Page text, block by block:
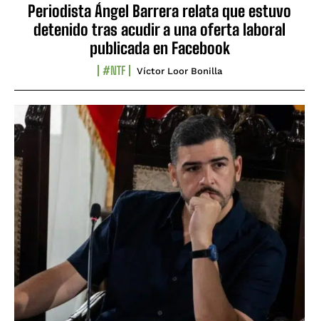
Periodista Ángel Barrera relata que estuvo
detenido tras acudir a una oferta laboral
publicada en Facebook
#NTF Víctor Loor Bonilla